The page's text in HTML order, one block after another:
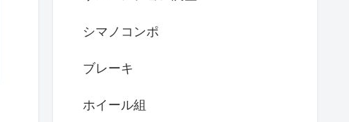
シマノコンポ
ブレーキ
ホイール組